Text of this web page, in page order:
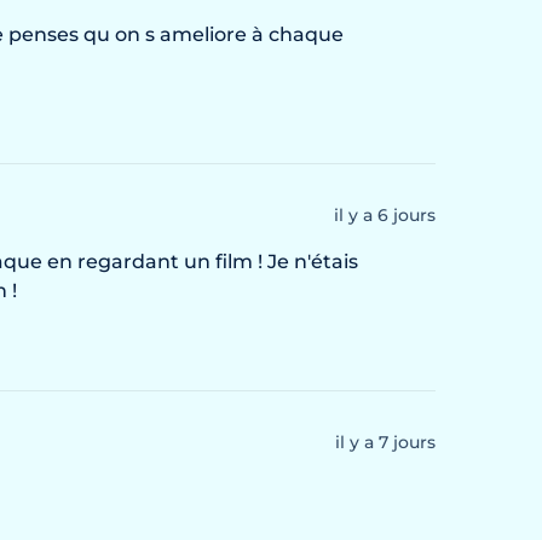
qu on s ameliore à chaque
il y a 6 jours
en regardant un film ! Je n'étais
!
il y a 7 jours